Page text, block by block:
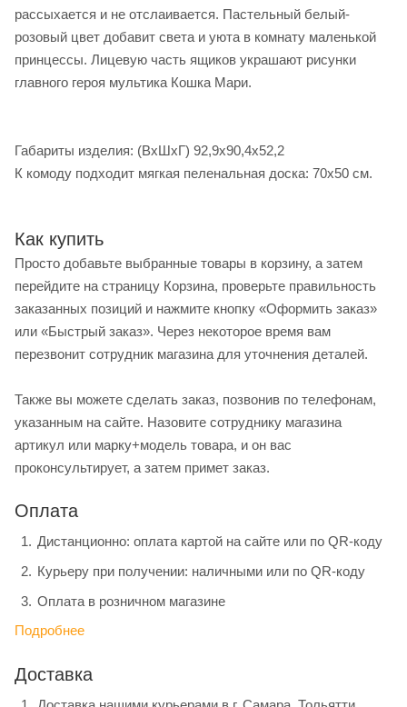
рассыхается и не отслаивается. Пастельный белый-
розовый цвет добавит света и уюта в комнату маленькой
принцессы. Лицевую часть ящиков украшают рисунки
главного героя мультика Кошка Мари.
Габариты изделия: (ВхШхГ) 92,9х90,4х52,2
К комоду подходит мягкая пеленальная доска: 70х50 см.
Как купить
Просто добавьте выбранные товары в корзину, а затем
перейдите на страницу Корзина, проверьте правильность
заказанных позиций и нажмите кнопку «Оформить заказ»
или «Быстрый заказ». Через некоторое время вам
перезвонит сотрудник магазина для уточнения деталей.
Также вы можете сделать заказ, позвонив по телефонам,
указанным на сайте. Назовите сотруднику магазина
артикул или марку+модель товара, и он вас
проконсультирует, а затем примет заказ.
Оплата
Дистанционно: оплата картой на сайте или по QR-коду
Курьеру при получении: наличными или по QR-коду
Оплата в розничном магазине
Подробнее
Доставка